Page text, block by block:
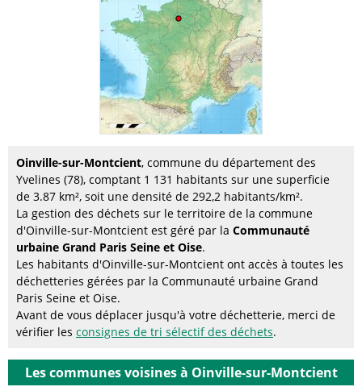
Oinville-sur-Montcient, commune du département des
Yvelines (78), comptant 1 131 habitants sur une superficie
de 3.87 km², soit une densité de 292,2 habitants/km².
La gestion des déchets sur le territoire de la commune
d'Oinville-sur-Montcient est géré par la Communauté
urbaine Grand Paris Seine et Oise.
Les habitants d'Oinville-sur-Montcient ont accès à toutes les
déchetteries gérées par la Communauté urbaine Grand
Paris Seine et Oise.
Avant de vous déplacer jusqu'à votre déchetterie, merci de
vérifier les consignes de tri sélectif des déchets.
Les communes voisines à Oinville-sur-Montcient